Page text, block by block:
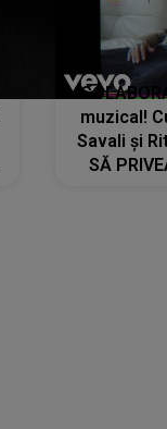
muzical!
Savali și
SĂ